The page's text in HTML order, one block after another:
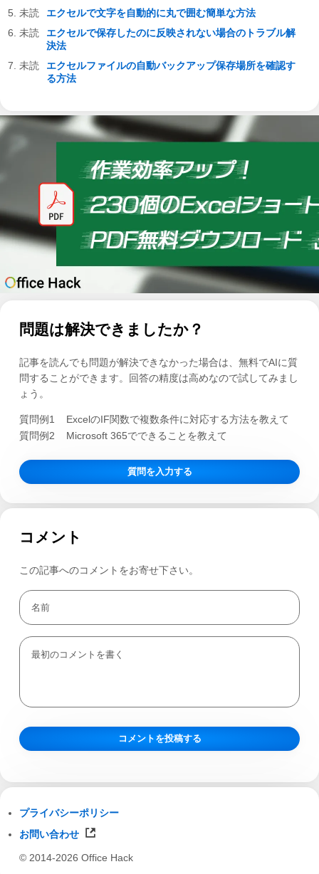
エクセルで文字を自動的に丸で囲む簡単な方法
エクセルで保存したのに反映されない場合のトラブル解
決法
エクセルファイルの自動バックアップ保存場所を確認す
る方法
問題は解決できましたか？
記事を読んでも問題が解決できなかった場合は、無料でAIに質
問することができます。回答の精度は高めなので試してみまし
ょう。
質問例1
ExcelのIF関数で複数条件に対応する方法を教えて
質問例2
Microsoft 365でできることを教えて
質問を入力する
コメント
この記事へのコメントをお寄せ下さい。
プライバシーポリシー
お問い合わせ
© 2014-2026 Office Hack